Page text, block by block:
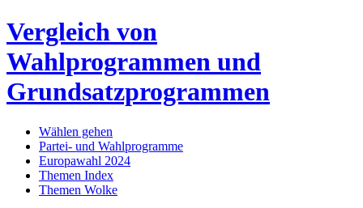
Vergleich von
Wahlprogrammen und
Grundsatzprogrammen
Wählen gehen
Partei- und Wahlprogramme
Europawahl 2024
Themen Index
Themen Wolke